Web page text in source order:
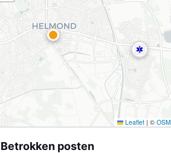
Leaflet | © OSM
Betrokken posten